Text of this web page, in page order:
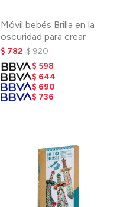
Móvil bebés Brilla en la
oscuridad para crear
$ 782 $920
$ 598
$ 644
$ 690
$ 736